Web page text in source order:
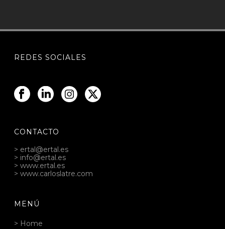
REDES SOCIALES
CONTACTO
> ertal@ertal.es
> info@ertal.es
> www.ertal.es
> www.carloslatre.com
MENÚ
> Home